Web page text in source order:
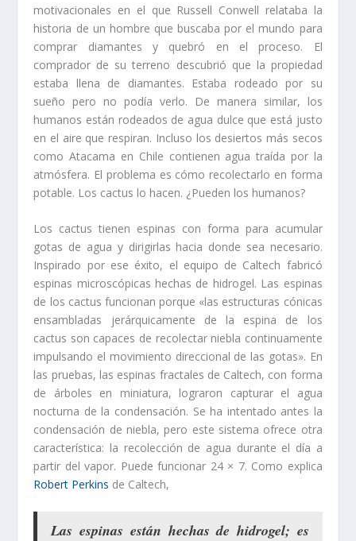
motivacionales en el que Russell Conwell relataba la
historia de un hombre que buscaba por el mundo para
comprar diamantes y quebró en el proceso. El
comprador de su terreno descubrió que la propiedad
estaba llena de diamantes. Estaba rodeado por su
sueño pero no podía verlo. De manera similar, los
humanos están rodeados de agua dulce que está justo
en el aire que respiran. Incluso los desiertos más secos
como Atacama en Chile contienen agua traída por la
atmósfera. El problema es cómo recolectarlo en forma
potable. Los cactus lo hacen. ¿Pueden los humanos?
Los cactus tienen espinas con forma para acumular
gotas de agua y dirigirlas hacia donde sea necesario.
Inspirado por ese éxito, el equipo de Caltech fabricó
espinas microscópicas hechas de hidrogel. Las espinas
de los cactus funcionan porque «las estructuras cónicas
ensambladas jerárquicamente de la espina de los
cactus son capaces de recolectar niebla continuamente
impulsando el movimiento direccional de las gotas». En
las pruebas, las espinas fractales de Caltech, con forma
de árboles en miniatura, lograron capturar el agua
nocturna de la condensación. Se ha intentado antes la
condensación de niebla, pero este sistema ofrece otra
característica: la recolección de agua durante el día a
partir del vapor. Puede funcionar 24 × 7. Como explica
Robert Perkins de Caltech,
Las espinas están hechas de hidrogel; es